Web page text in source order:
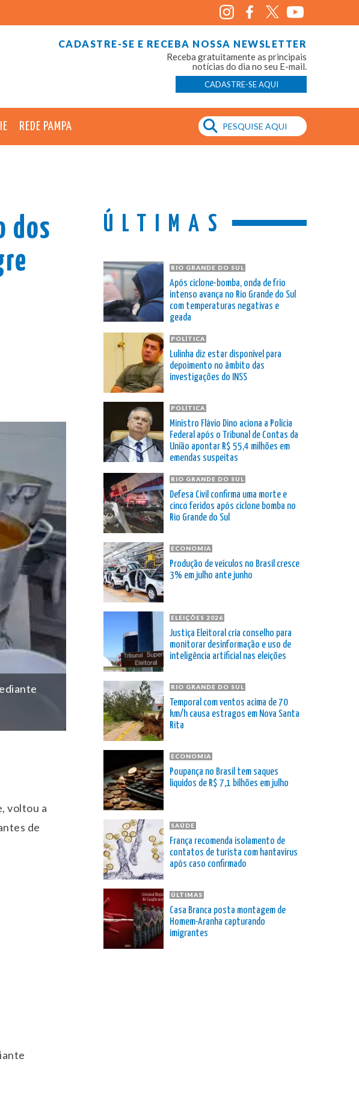
CADASTRE-SE E RECEBA NOSSA NEWSLETTER
Receba gratuitamente as principais
notícias do dia no seu E-mail.
CADASTRE-SE AQUI
REDE PAMPA
dos
voltou a
de
ÚLTIMAS
RIO GRANDE DO SUL
Após ciclone-bomba, onda de frio
intenso avança no Rio Grande do Sul
com temperaturas negativas e
geada
POLÍTICA
Lulinha diz estar disponível para
depoimento no âmbito das
investigações do INSS
POLÍTICA
Ministro Flávio Dino aciona a Polícia
Federal após o Tribunal de Contas da
União apontar R$ 55,4 milhões em
emendas suspeitas
RIO GRANDE DO SUL
Defesa Civil confirma uma morte e
cinco feridos após ciclone bomba no
Rio Grande do Sul
ECONOMIA
Produção de veículos no Brasil cresce
3% em julho ante junho
ELEIÇÕES 2026
Justiça Eleitoral cria conselho para
monitorar desinformação e uso de
inteligência artificial nas eleições
RIO GRANDE DO SUL
Temporal com ventos acima de 70
km/h causa estragos em Nova Santa
Rita
ECONOMIA
Poupança no Brasil tem saques
líquidos de R$ 7,1 bilhões em julho
SAÚDE
França recomenda isolamento de
contatos de turista com hantavírus
após caso confirmado
ÚLTIMAS
Casa Branca posta montagem de
Homem-Aranha capturando
imigrantes